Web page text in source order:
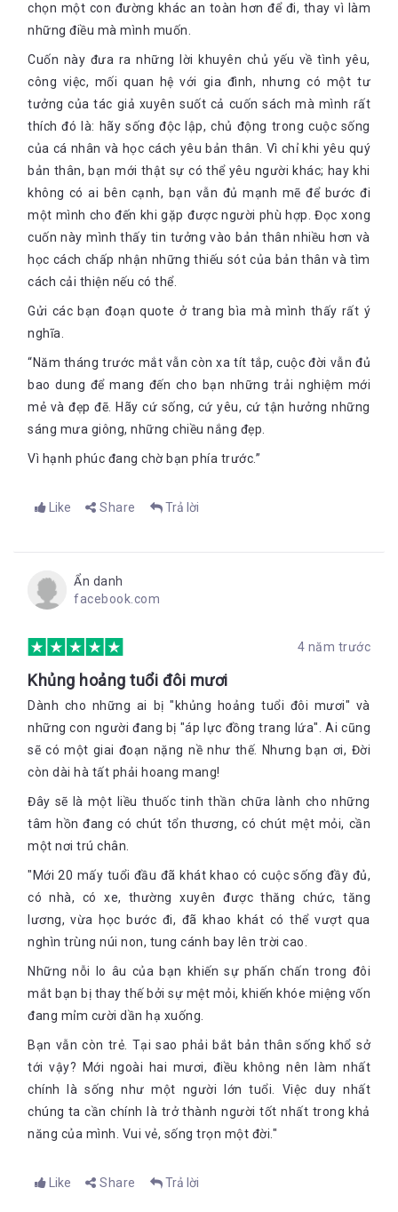
chọn một con đường khác an toàn hơn để đi, thay vì làm
những điều mà mình muốn.
Cuốn này đưa ra những lời khuyên chủ yếu về tình yêu,
công việc, mối quan hệ với gia đình, nhưng có một tư
tưởng của tác giả xuyên suốt cả cuốn sách mà mình rất
thích đó là: hãy sống độc lập, chủ động trong cuộc sống
của cá nhân và học cách yêu bản thân. Vì chỉ khi yêu quý
bản thân, bạn mới thật sự có thể yêu người khác; hay khi
không có ai bên cạnh, bạn vẫn đủ mạnh mẽ để bước đi
một mình cho đến khi gặp được người phù hợp. Đọc xong
cuốn này mình thấy tin tưởng vào bản thân nhiều hơn và
học cách chấp nhận những thiếu sót của bản thân và tìm
cách cải thiện nếu có thể.
Gửi các bạn đoạn quote ở trang bìa mà mình thấy rất ý
nghĩa.
“Năm tháng trước mắt vẫn còn xa tít tắp, cuộc đời vẫn đủ
bao dung để mang đến cho bạn những trải nghiệm mới
mẻ và đẹp đẽ. Hãy cứ sống, cứ yêu, cứ tận hưởng những
sáng mưa giông, những chiều nắng đẹp.
Vì hạnh phúc đang chờ bạn phía trước.”
Like Share Trả lời
Ẩn danh
facebook.com
4 năm trước
Khủng hoảng tuổi đôi mươi
Dành cho những ai bị "khủng hoảng tuổi đôi mươi" và
những con người đang bị "áp lực đồng trang lứa". Ai cũng
sẽ có một giai đoạn nặng nề như thế. Nhưng bạn ơi, Đời
còn dài hà tất phải hoang mang!
Đây sẽ là một liều thuốc tinh thần chữa lành cho những
tâm hồn đang có chút tổn thương, có chút mệt mỏi, cần
một nơi trú chân.
"Mới 20 mấy tuổi đầu đã khát khao có cuộc sống đầy đủ,
có nhà, có xe, thường xuyên được thăng chức, tăng
lương, vừa học bước đi, đã khao khát có thể vượt qua
nghìn trùng núi non, tung cánh bay lên trời cao.
Những nỗi lo âu của bạn khiến sự phấn chấn trong đôi
mắt bạn bị thay thế bởi sự mệt mỏi, khiến khóe miệng vốn
đang mỉm cười dần hạ xuống.
Bạn vẫn còn trẻ. Tại sao phải bắt bản thân sống khổ sở
tới vậy? Mới ngoài hai mươi, điều không nên làm nhất
chính là sống như một người lớn tuổi. Việc duy nhất
chúng ta cần chính là trở thành người tốt nhất trong khả
năng của mình. Vui vẻ, sống trọn một đời."
Like Share Trả lời